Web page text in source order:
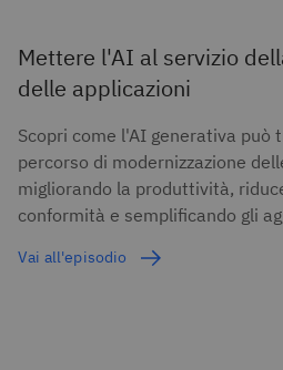
Mettere l'AI al servizio
delle applicazioni
Scopri come l'AI generativa può
percorso di modernizzazione
migliorando la produttività,
conformità e semplificando gli
Vai all'episodio